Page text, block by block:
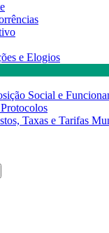
e Elogios
Social e
Taxas e Tarifas